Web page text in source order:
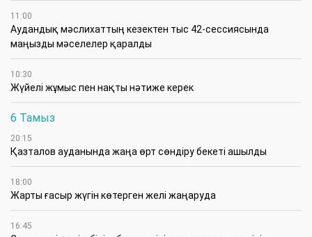
11:00
Аудандық мәслихаттың кезектен тыс 42-сессиясында
маңызды мәселелер қаралды
10:30
Жүйелі жұмыс пен нақты нәтиже керек
6 Тамыз
20:15
Қазталов ауданында жаңа өрт сөндіру бекеті ашылды
18:00
Жарты ғасыр жүгін көтерген желі жаңаруда
16:45